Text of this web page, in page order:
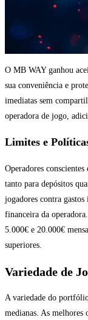
O MB WAY ganhou
sua conveniência e
imediatas sem
operadora de jogo,
Limites e
Operadores
tanto para depósitos
jogadores contra
financeira da
5.000€ e 20.000€
superiores.
Variedade de
A variedade do
medianas. As melhores